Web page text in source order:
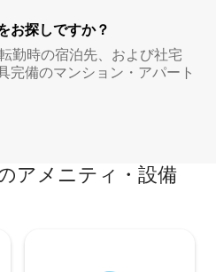
お探しですか？
勤時の宿泊先、および社宅
完備のマンション・アパート
アメニティ・設備